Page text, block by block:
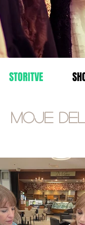
STORITVE
Moje